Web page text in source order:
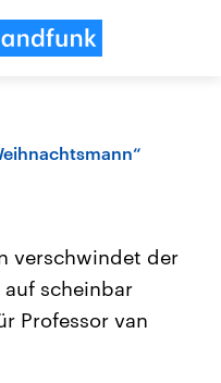
verschwindet der
scheinbar
Professor van